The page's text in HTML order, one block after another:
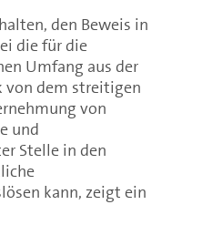
den Beweis in
die für die
Umfang aus der
von dem streitigen
von
und
Stelle in den
kann, zeigt ein